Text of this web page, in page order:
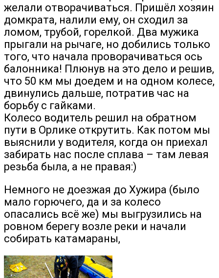
желали отворачиваться. Пришёл хозяин
домкрата, налили ему, он сходил за
ломом, трубой, горелкой. Два мужика
прыгали на рычаге, но добились только
того, что начала проворачиваться ось
балонника! Плюнув на это дело и решив,
что 50 км мы доедем и на одном колесе,
двинулись дальше, потратив час на
борьбу с гайками.
Колесо водитель решил на обратном
пути в Орлике открутить. Как потом мы
выяснили у водителя, когда он приехал
забирать нас после сплава – там левая
резьба была, а не правая:)
Немного не доезжая до Хужира (было
мало горючего, да и за колесо
опасались всё же) мы выгрузились на
ровном берегу возле реки и начали
собирать катамараны,